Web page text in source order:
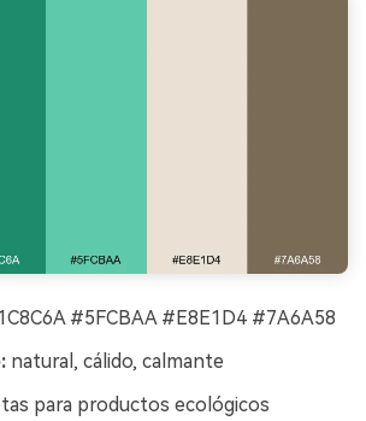
#5FCBAA #E8E1D4 #7A6A58
natural, cálido, calmante
para productos ecológicos